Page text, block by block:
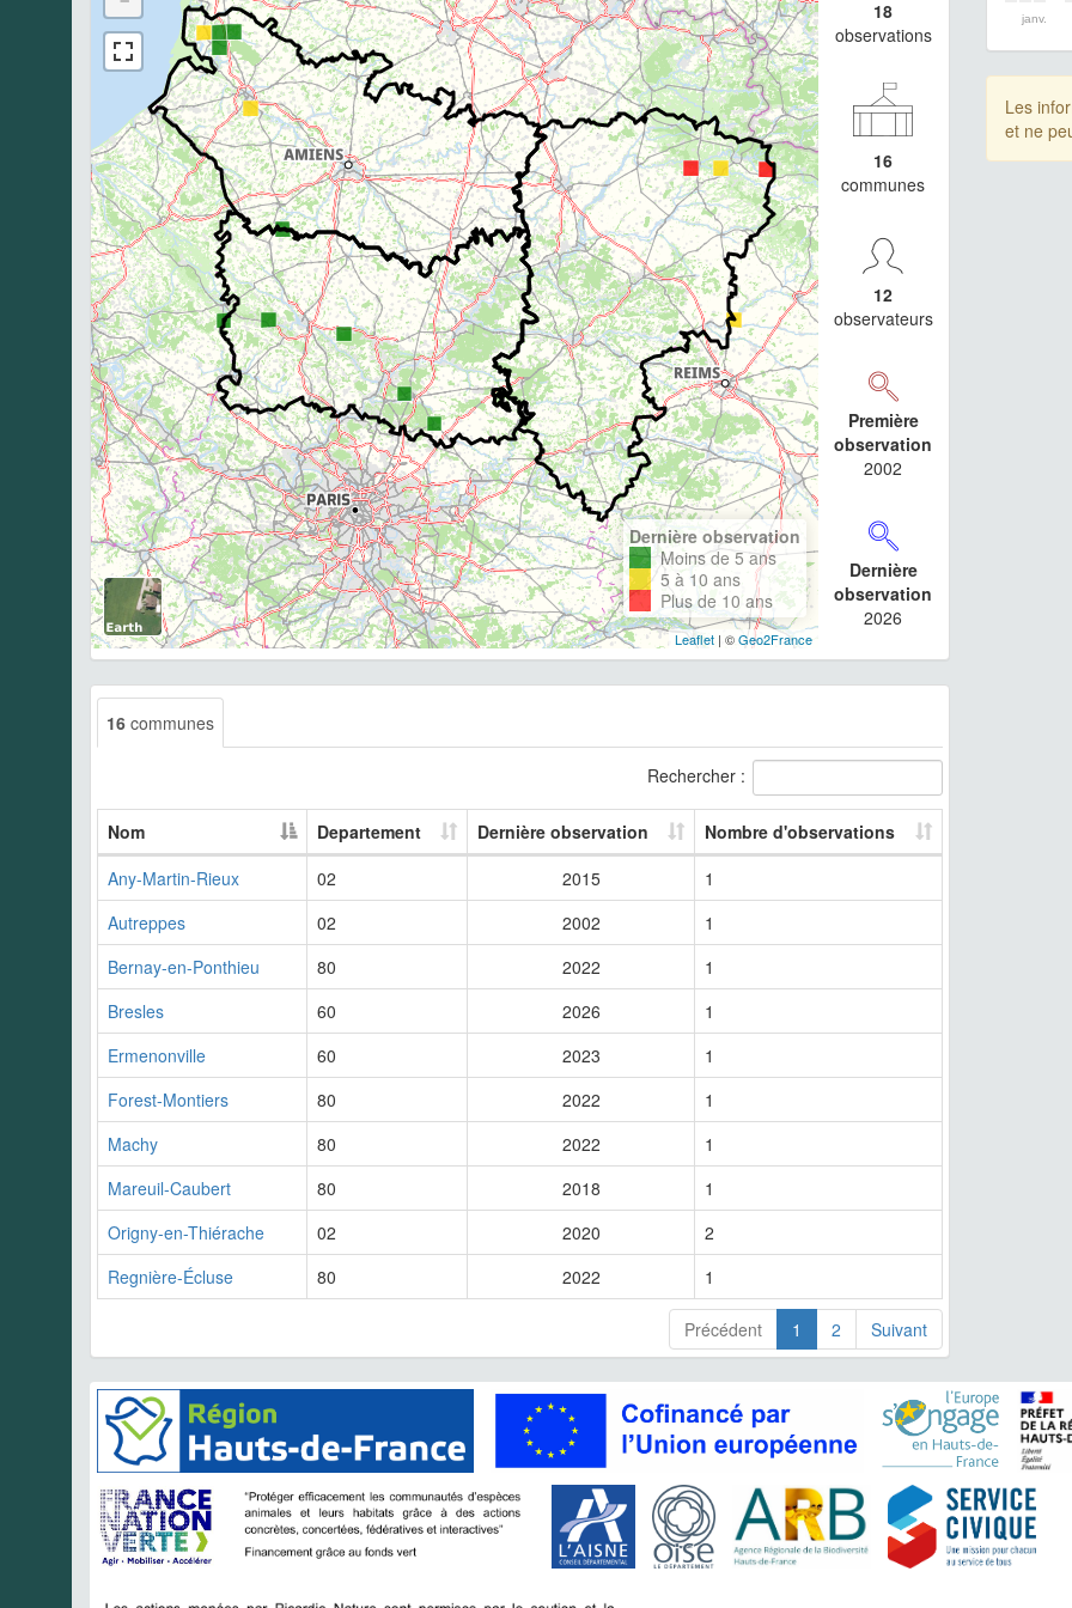
Dernière observation
Moins de 5 ans
5 à 10 ans
Plus de 10 ans
Leaflet| ©Geo2France
18
observations
16
communes
12
observateurs
Première
observation
2002
Dernière
observation
2026
16 communes
Rechercher :
Nom Departement Dernière observation
Nombre d'observations
Any-Martin-Rieux
02 2015
1
Autreppes
02 2002
1
Bernay-en-Ponthieu
80 2022
1
Bresles
60 2026
1
Ermenonville
60 2023
1
Forest-Montiers
80 2022
1
Machy
80 2022
1
Mareuil-Caubert
80 2018
1
Origny-en-Thiérache
02 2020
2
Regnière-Écluse
80 2022 1
Précédent 1 2 Suivant
janv.
Les
et ne